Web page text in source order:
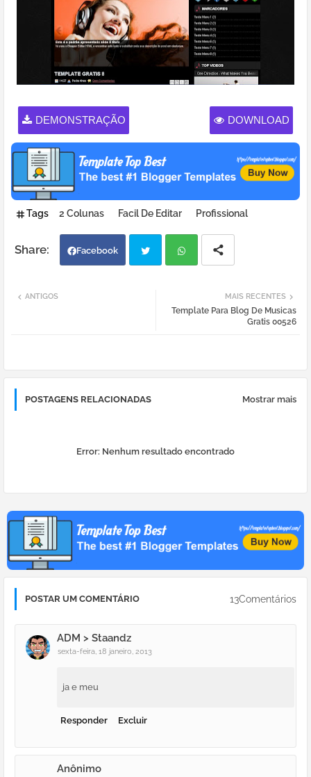
DOWNLOAD
DEMONSTRAÇÃO
Tags 2 Colunas Facil De Editar Profissional
Facebook
atsa
MAIS RECENTES
Template Para Blog De Musicas
Gratis 00526
ANTIGOS
POSTAGENS RELACIONADAS Mostrar mais
Error: Nenhum resultado encontrado
POSTAR UM COMENTÁRIO 13Comentários
ADM > Staandz
sexta-feira, 18 janeiro, 2013
ja e meu
Responder Excluir
Anônimo